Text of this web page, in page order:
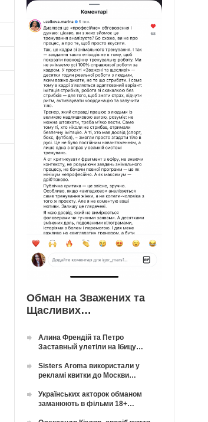
Обман на Зважених та
Щасливих…
Алина Френдій та Петро
Заставный улетіли на Ібицу…
Sisters Aroma використали у
рекламі квитки до Москви…
Українських акторок обманом
заманюють в фільми 18+…